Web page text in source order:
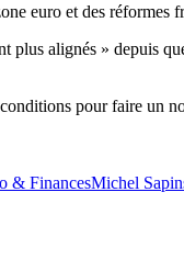
euro et des réformes
plus alignés » depuis
pour faire un
& FinancesMichel Sapin